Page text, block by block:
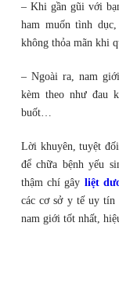
– Khi gần gũi với
ham muốn tình
không thỏa mãn khi
– Ngoài ra, nam
kèm theo như đau
buốt…
Lời khuyên, tuyệt
để chữa bệnh yếu
thậm chí gây liệt
các cơ sở y tế uy
nam giới tốt nhất,